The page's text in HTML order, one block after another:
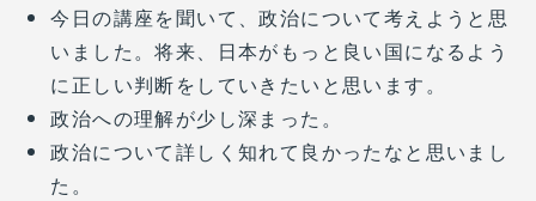
今日の講座を聞いて、政治について考えようと思
いました。将来、日本がもっと良い国になるよう
に正しい判断をしていきたいと思います。
政治への理解が少し深まった。
政治について詳しく知れて良かったなと思いまし
た。